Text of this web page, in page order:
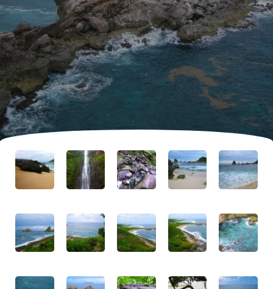
Guadalupe